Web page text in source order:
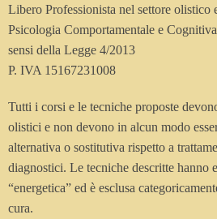
Libero Professionista nel settore olistico
Psicologia Comportamentale e
sensi della Legge 4/2013
P. IVA 15167231008
Tutti i corsi e le tecniche proposte
olistici e non devono in alcun modo
alternativa o sostitutiva rispetto a
diagnostici. Le tecniche descritte hanno
“energetica” ed è esclusa
cura.